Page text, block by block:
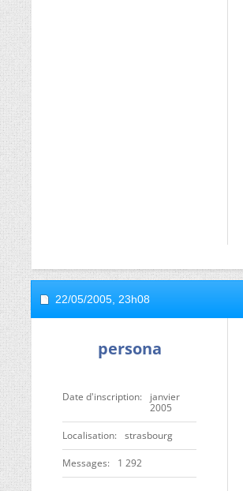
22/05/2005, 23h08
persona
Date d'inscription
janvier
2005
Localisation strasbourg
Messages 1 292